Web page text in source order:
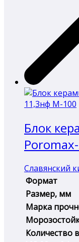
Блок
Славянский
Формат
Размер, мм
Марка
Количество